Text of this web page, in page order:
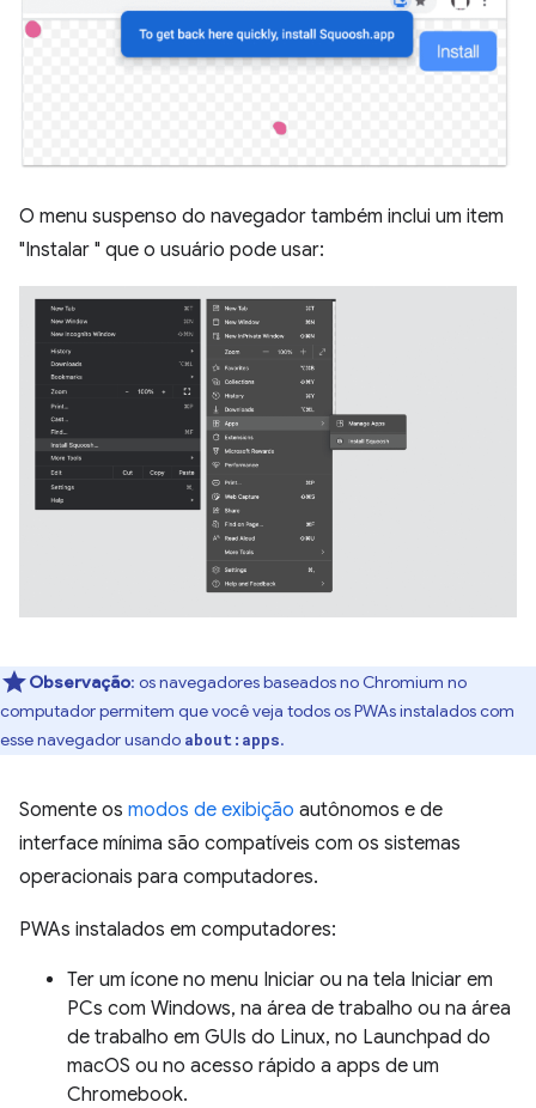
O menu suspenso do navegador também inclui um item
"Instalar " que o usuário pode usar:
Observação: os navegadores baseados no Chromium no
computador permitem que você veja todos os PWAs instalados com
esse navegador usando about:apps.
Somente os modos de exibição autônomos e de
interface mínima são compatíveis com os sistemas
operacionais para computadores.
PWAs instalados em computadores:
Ter um ícone no menu Iniciar ou na tela Iniciar em
PCs com Windows, na área de trabalho ou na área
de trabalho em GUIs do Linux, no Launchpad do
macOS ou no acesso rápido a apps de um
Chromebook.